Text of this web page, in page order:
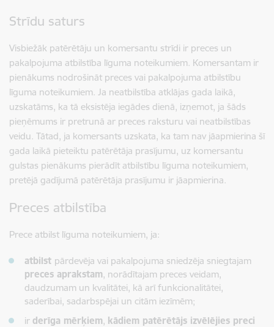
Strīdu saturs
Visbiežāk patērētāju un komersantu strīdi ir preces un
pakalpojuma atbilstība līguma noteikumiem. Komersantam ir
pienākums nodrošināt preces vai pakalpojuma atbilstību
līguma noteikumiem. Ja neatbilstība atklājas gada laikā,
uzskatāms, ka tā eksistēja iegādes dienā, izņemot, ja šāds
pieņēmums ir pretrunā ar preces raksturu vai neatbilstības
veidu. Tātad, ja komersants uzskata, ka tam nav jāapmierina šī
gada laikā pieteiktu patērētāja prasījumu, uz komersantu
gulstas pienākums pierādīt atbilstību līguma noteikumiem,
pretējā gadījumā patērētāja prasījumu ir jāapmierina.
Preces atbilstība
Prece atbilst līguma noteikumiem, ja:
atbilst pārdevēja vai pakalpojuma sniedzēja sniegtajam
preces aprakstam, norādītajam preces veidam,
daudzumam un kvalitātei, kā arī funkcionalitātei,
saderībai, sadarbspējai un citām iezīmēm;
ir derīga mērķiem, kādiem patērētājs izvēlējies preci